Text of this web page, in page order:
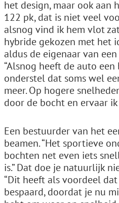
het design, maar ook aan
122 pk, dat is niet veel
alsnog vind ik hem vlot
hybride gekozen met het
aldus de eigenaar van
“Alsnog heeft de auto
onderstel dat soms wel
meer. Op hogere
door de bocht en ervaar
Een bestuurder van het
beamen. “Het sportieve
bochten net even iets
is.” Dat doe je natuurlijk
“Dit heeft als voordeel
bespaard, doordat je nu